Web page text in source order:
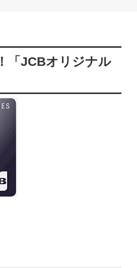
「JCBオリジナル